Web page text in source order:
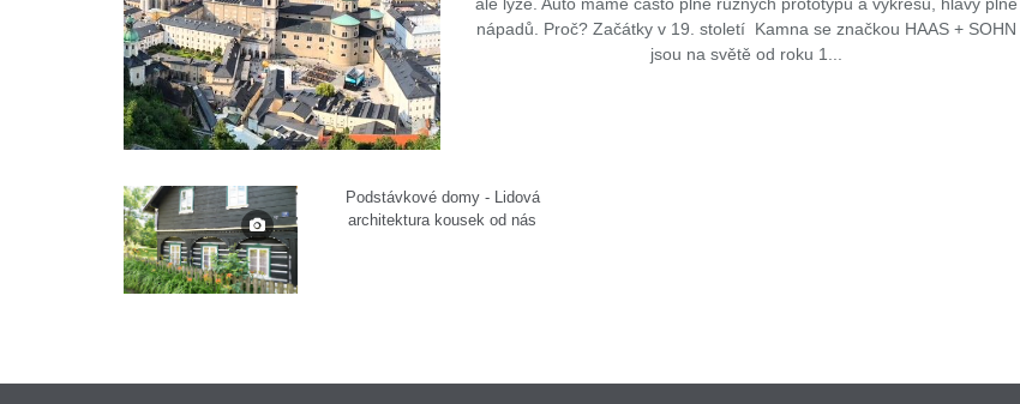
nápadů. Proč? Začátky v 19. století Kamna se značkou HAAS + SOHN
jsou na světě od roku 1...
Podstávkové domy - Lidová
architektura kousek od nás